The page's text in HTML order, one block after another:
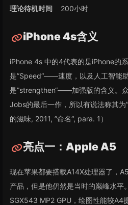
理论待机时间 200小时
iPhone 4s含义
iPhone 4s 中的4代表的是iPhone的
是”Speed“——速度，以及人工智能
是”strengthen“——加强版的含义。
Jobs的最后一作，所以有说法称其
的滋味, 2011, ”命名“, para. 1）
亮点一：Apple A5
现在苹果都要搭载A14X处理器了，
产品，但是他仍然是当时的巅峰水
SGX543 MP2 GPU，绘图性能较A4